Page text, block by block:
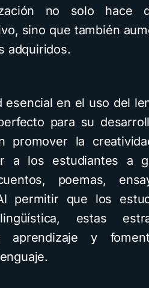
no solo hace
sino que también
adquiridos.
esencial en el uso del
para su
promover la
a los estudiantes a
poemas,
permitir que los
estas
aprendizaje y